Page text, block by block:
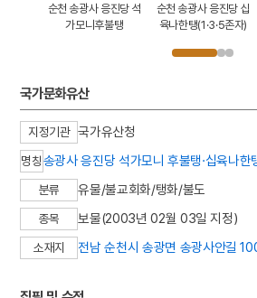
순천 송광사 응진당 석
가모니후불탱
순천 송광사 응진당 십
육나한탱(1·3·5존자)
국가문화유산
지정기관 국가유산청
명칭송광사 응진당 석가모니 후불탱·십육
분류 유물/불교회화/탱화/불도
종목 보물(2003년 02월 03일 지정)
소재지 전남 순천시 송광면 송광사안길